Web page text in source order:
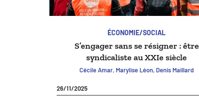
ÉCONOMIE/SOCIAL
S’engager sans se résigner : être
syndicaliste au XXIe siècle
Cécile Amar, Marylise Léon, Denis Maillard
26/11/2025